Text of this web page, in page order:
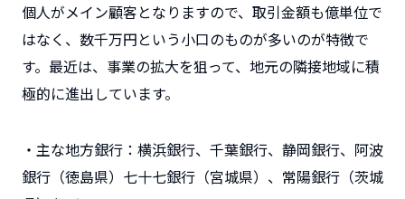
個人がメイン顧客となりますので、取引金額も億単位で
はなく、数千万円という小口のものが多いのが特徴で
す。最近は、事業の拡大を狙って、地元の隣接地域に積
極的に進出しています。
・主な地方銀行：横浜銀行、千葉銀行、静岡銀行、阿波
銀行（徳島県）七十七銀行（宮城県）、常陽銀行（茨城